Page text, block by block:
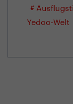
#
Yedoo-Welt